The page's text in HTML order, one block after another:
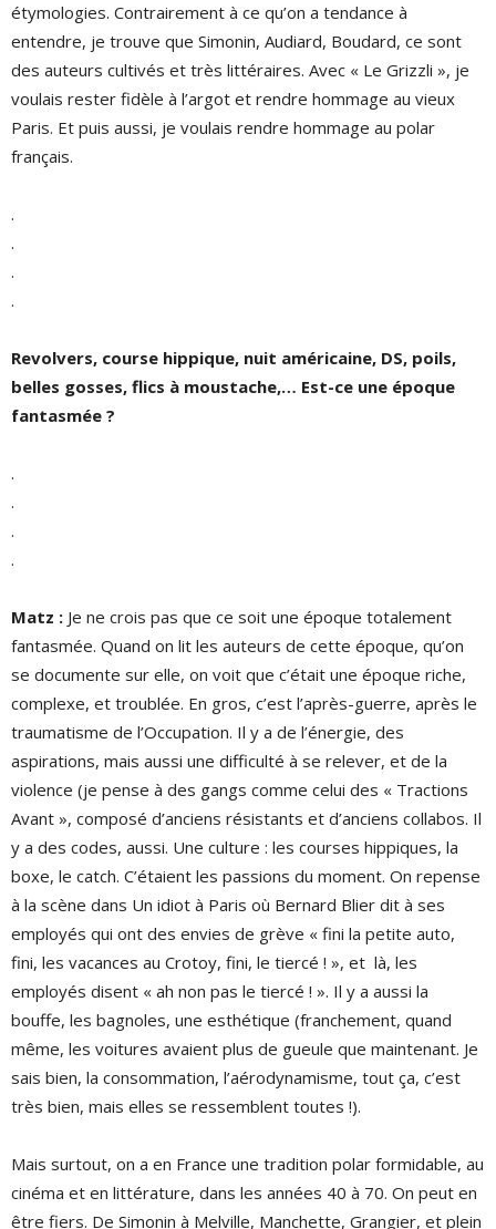
étymologies. Contrairement à ce qu’on a tendance à
entendre, je trouve que Simonin, Audiard, Boudard, ce sont
des auteurs cultivés et très littéraires. Avec « Le Grizzli », je
voulais rester fidèle à l’argot et rendre hommage au vieux
Paris. Et puis aussi, je voulais rendre hommage au polar
français.
.
.
.
.
Revolvers, course hippique, nuit américaine, DS, poils,
belles gosses, flics à moustache,… Est-ce une époque
fantasmée ?
.
.
.
.
Matz : Je ne crois pas que ce soit une époque totalement
fantasmée. Quand on lit les auteurs de cette époque, qu’on
se documente sur elle, on voit que c’était une époque riche,
complexe, et troublée. En gros, c’est l’après-guerre, après le
traumatisme de l’Occupation. Il y a de l’énergie, des
aspirations, mais aussi une difficulté à se relever, et de la
violence (je pense à des gangs comme celui des « Tractions
Avant », composé d’anciens résistants et d’anciens collabos. Il
y a des codes, aussi. Une culture : les courses hippiques, la
boxe, le catch. C’étaient les passions du moment. On repense
à la scène dans Un idiot à Paris où Bernard Blier dit à ses
employés qui ont des envies de grève « fini la petite auto,
fini, les vacances au Crotoy, fini, le tiercé ! », et là, les
employés disent « ah non pas le tiercé ! ». Il y a aussi la
bouffe, les bagnoles, une esthétique (franchement, quand
même, les voitures avaient plus de gueule que maintenant. Je
sais bien, la consommation, l’aérodynamisme, tout ça, c’est
très bien, mais elles se ressemblent toutes !).
Mais surtout, on a en France une tradition polar formidable, au
cinéma et en littérature, dans les années 40 à 70. On peut en
être fiers. De Simonin à Melville, Manchette, Grangier, et plein